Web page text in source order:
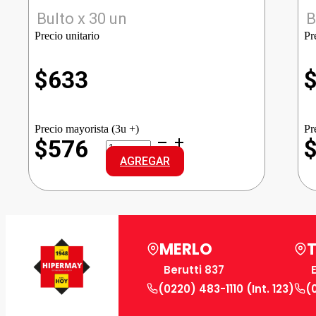
Bulto x 30 un
Precio unitario
$633
Precio mayorista (3u +)
$576
NIKITOS
PIZZITOS
JAMON/QUES
cantidad
AGREGAR
$
MERLO
Berutti 837
(0220) 483-1110 (Int. 123)